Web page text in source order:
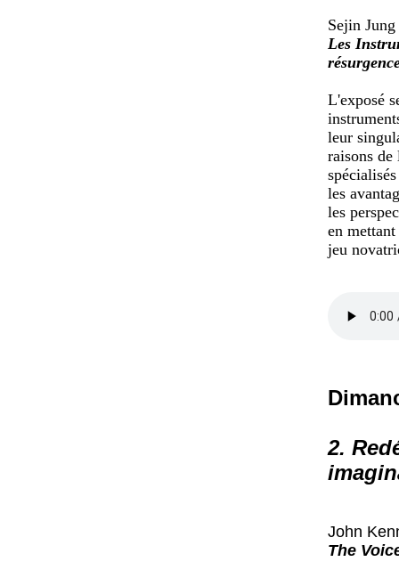
Sejin
Les
L'exposé
leur
raisons de
les
les
en
jeu
2.
John
The